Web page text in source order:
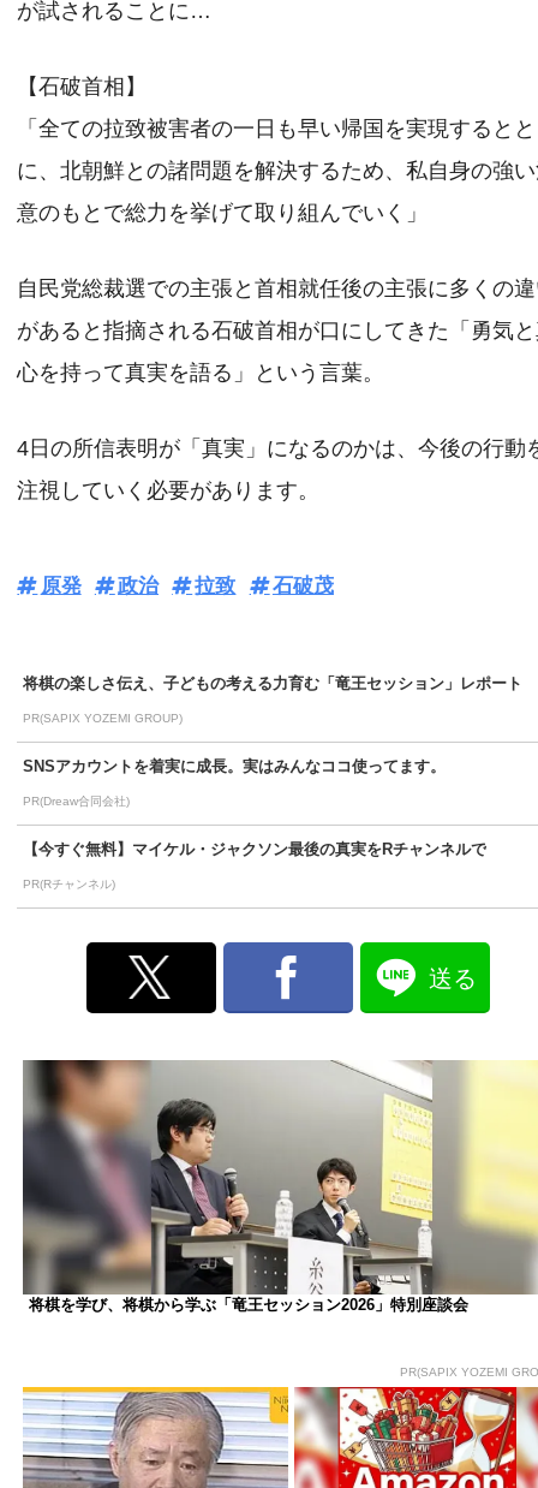
が試されることに…
【石破首相】
「全ての拉致被害者の一日も早い帰国を実現すると
に、北朝鮮との諸問題を解決するため、私自身の強
意のもとで総力を挙げて取り組んでいく」
自民党総裁選での主張と首相就任後の主張に多くの
があると指摘される石破首相が口にしてきた「勇気
心を持って真実を語る」という言葉。
4日の所信表明が「真実」になるのかは、今後の行動
注視していく必要があります。
原発 政治 拉致 石破茂
将棋の楽しさ伝え、子どもの考える力育む「竜王セッション」レポート
PR(SAPIX YOZEMI GROUP)
SNSアカウントを着実に成長。実はみんなココ使ってます。
PR(Dreaw合同会社)
【今すぐ無料】マイケル・ジャクソン最後の真実をRチャンネルで
PR(Rチャンネル)
送る
将棋を学び、将棋から学ぶ「竜王セッション2026」特別座談会
PR(SAPIX YOZEMI